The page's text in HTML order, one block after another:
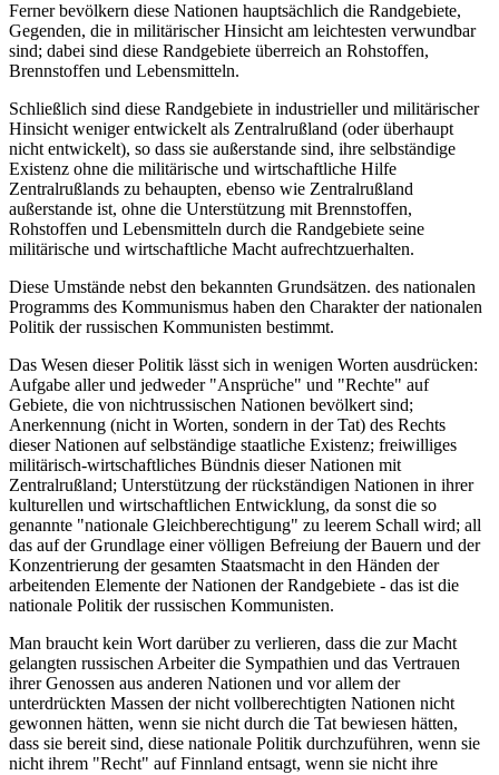
Ferner bevölkern diese Nationen hauptsächlich die Randgebiete,
Gegenden, die in militärischer Hinsicht am leichtesten verwundbar
sind; dabei sind diese Randgebiete überreich an Rohstoffen,
Brennstoffen und Lebensmitteln.
Schließlich sind diese Randgebiete in industrieller und militärischer
Hinsicht weniger entwickelt als Zentralrußland (oder überhaupt
nicht entwickelt), so dass sie außerstande sind, ihre selbständige
Existenz ohne die militärische und wirtschaftliche Hilfe
Zentralrußlands zu behaupten, ebenso wie Zentralrußland
außerstande ist, ohne die Unterstützung mit Brennstoffen,
Rohstoffen und Lebensmitteln durch die Randgebiete seine
militärische und wirtschaftliche Macht aufrechtzuerhalten.
Diese Umstände nebst den bekannten Grundsätzen. des nationalen
Programms des Kommunismus haben den Charakter der nationalen
Politik der russischen Kommunisten bestimmt.
Das Wesen dieser Politik lässt sich in wenigen Worten ausdrücken:
Aufgabe aller und jedweder "Ansprüche" und "Rechte" auf
Gebiete, die von nichtrussischen Nationen bevölkert sind;
Anerkennung (nicht in Worten, sondern in der Tat) des Rechts
dieser Nationen auf selbständige staatliche Existenz; freiwilliges
militärisch-wirtschaftliches Bündnis dieser Nationen mit
Zentralrußland; Unterstützung der rückständigen Nationen in ihrer
kulturellen und wirtschaftlichen Entwicklung, da sonst die so
genannte "nationale Gleichberechtigung" zu leerem Schall wird; all
das auf der Grundlage einer völligen Befreiung der Bauern und der
Konzentrierung der gesamten Staatsmacht in den Händen der
arbeitenden Elemente der Nationen der Randgebiete - das ist die
nationale Politik der russischen Kommunisten.
Man braucht kein Wort darüber zu verlieren, dass die zur Macht
gelangten russischen Arbeiter die Sympathien und das Vertrauen
ihrer Genossen aus anderen Nationen und vor allem der
unterdrückten Massen der nicht vollberechtigten Nationen nicht
gewonnen hätten, wenn sie nicht durch die Tat bewiesen hätten,
dass sie bereit sind, diese nationale Politik durchzuführen, wenn sie
nicht ihrem "Recht" auf Finnland entsagt, wenn sie nicht ihre